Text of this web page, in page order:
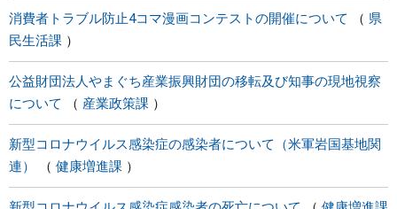
消費者トラブル防止4コマ漫画コンテストの開催について
県
民生活課
公益財団法人やまぐち産業振興財団の移転及び知事の現地視察
について
産業政策課
新型コロナウイルス感染症の感染者について（米軍岩国基地関
連）
健康増進課